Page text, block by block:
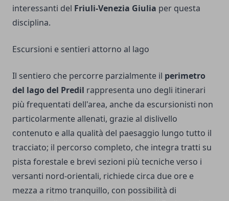
interessanti del Friuli-Venezia Giulia per questa
disciplina.
Escursioni e sentieri attorno al lago
Il sentiero che percorre parzialmente il perimetro
del lago del Predil rappresenta uno degli itinerari
più frequentati dell'area, anche da escursionisti non
particolarmente allenati, grazie al dislivello
contenuto e alla qualità del paesaggio lungo tutto il
tracciato; il percorso completo, che integra tratti su
pista forestale e brevi sezioni più tecniche verso i
versanti nord-orientali, richiede circa due ore e
mezza a ritmo tranquillo, con possibilità di